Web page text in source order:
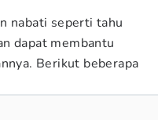
nabati seperti tahu
dapat membantu
Berikut beberapa